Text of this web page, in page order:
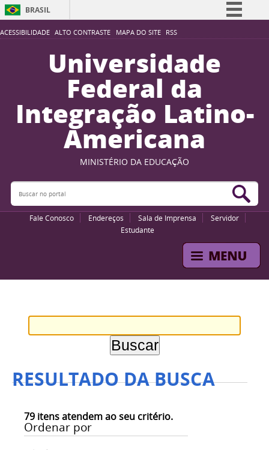
ACESSIBILIDADE ALTO CONTRASTE MAPA DO SITE RSS
BRASIL
Simplifique!
Participe
Acesso à informação
Legislação
Canais
Universidade
Federal da
Integração Latino-
Americana
MINISTÉRIO DA EDUCAÇÃO
Buscar no portal
Fale Conosco Endereços Sala de Imprensa
Servidor
Estudante
RESULTADO DA BUSCA
79 itens atendem ao seu critério.
Ordenar por